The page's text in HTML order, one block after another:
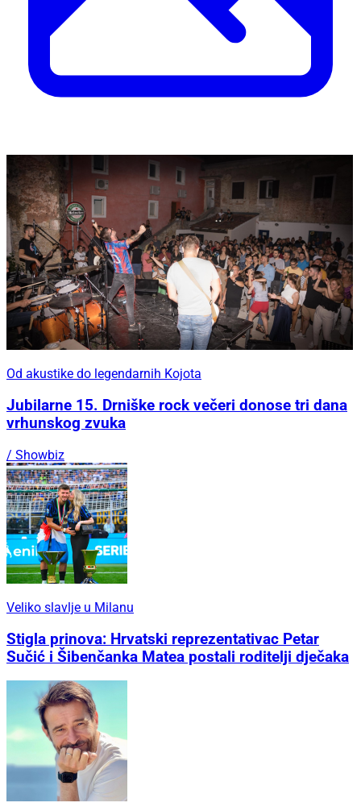
Od akustike do legendarnih Kojota
Jubilarne 15. Drniške rock večeri donose tri dana
vrhunskog zvuka
/ Showbiz
Veliko slavlje u Milanu
Stigla prinova: Hrvatski reprezentativac Petar
Sučić i Šibenčanka Matea postali roditelji dječaka